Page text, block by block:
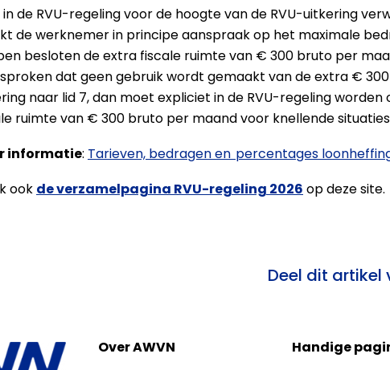
in de RVU-regeling voor de hoogte van de RVU-uitkering
de werknemer in principe aanspraak op het maximale
besloten de extra fiscale ruimte van € 300 bruto per
dat geen gebruik wordt gemaakt van de extra €
naar lid 7, dan moet expliciet in de RVU-regeling
ruimte van € 300 bruto per maand voor knellende
informatie: Tarieven, bedragen en percentages
ook de verzamelpagina RVU-regeling 2026 op deze site.
Deel dit artikel
Over AWVN Handige